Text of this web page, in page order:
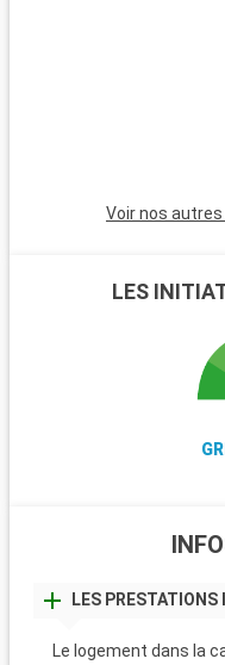
Voir nos
LES
LES PRESTATIONS
Le logement dans la